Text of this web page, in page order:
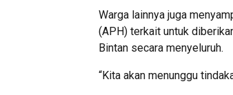
Warga lainnya juga
(APH) terkait untuk
Bintan secara menyeluruh.
“Kita akan menunggu